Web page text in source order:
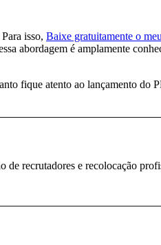
isso, Baixe gratuitamente o
abordagem é amplamente
fique atento ao lançamento do
de recrutadores e recolocação